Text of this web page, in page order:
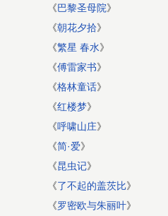
《巴黎圣母院》
《朝花夕拾》
《繁星 春水》
《傅雷家书》
《格林童话》
《红楼梦》
《呼啸山庄》
《简·爱》
《昆虫记》
《了不起的盖茨比》
《罗密欧与朱丽叶》